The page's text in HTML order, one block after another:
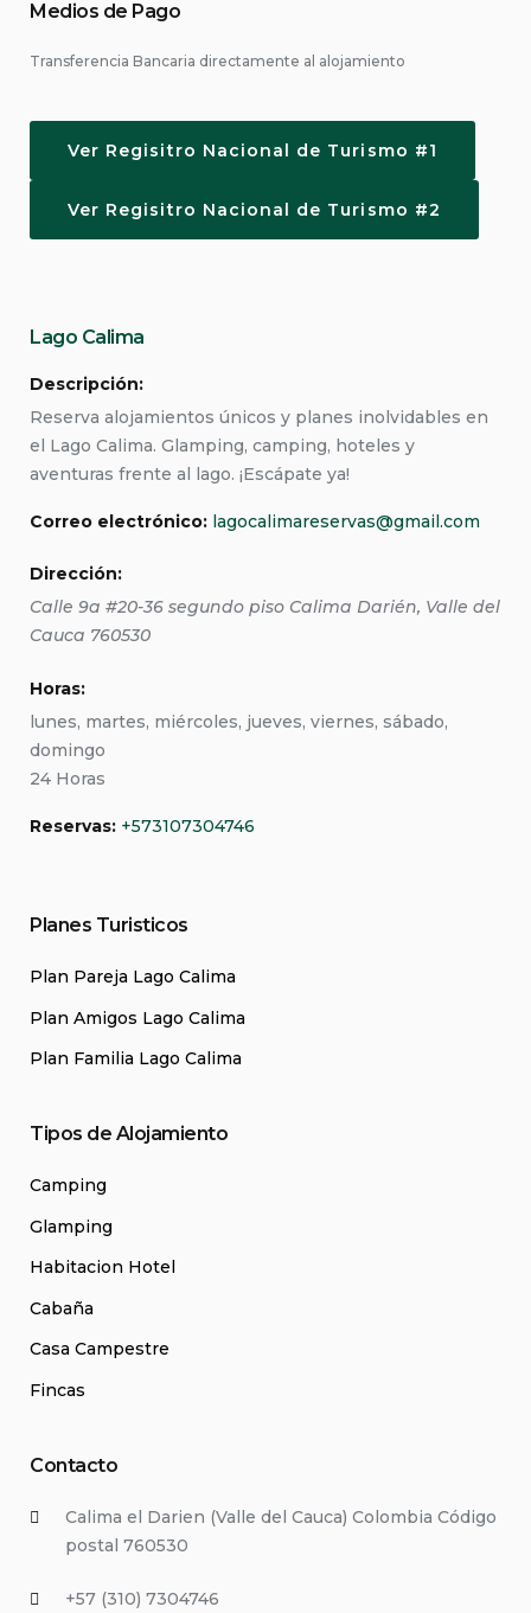
Medios de Pago
Transferencia Bancaria directamente al alojamiento
Ver Regisitro Nacional de Turismo #1
Ver Regisitro Nacional de Turismo #2
Lago Calima
Descripción:
Reserva alojamientos únicos y planes inolvidables en
el Lago Calima. Glamping, camping, hoteles y
aventuras frente al lago. ¡Escápate ya!
Correo electrónico: lagocalimareservas@gmail.com
Dirección:
Calle 9a #20-36 segundo piso Calima Darién, Valle del
Cauca 760530
Horas:
lunes, martes, miércoles, jueves, viernes, sábado,
domingo
24 Horas
Reservas: +573107304746
Planes Turisticos
Plan Pareja Lago Calima
Plan Amigos Lago Calima
Plan Familia Lago Calima
Tipos de Alojamiento
Camping
Glamping
Habitacion Hotel
Cabaña
Casa Campestre
Fincas
Contacto
Calima el Darien (Valle del Cauca) Colombia Código
postal 760530
+57 (310) 7304746